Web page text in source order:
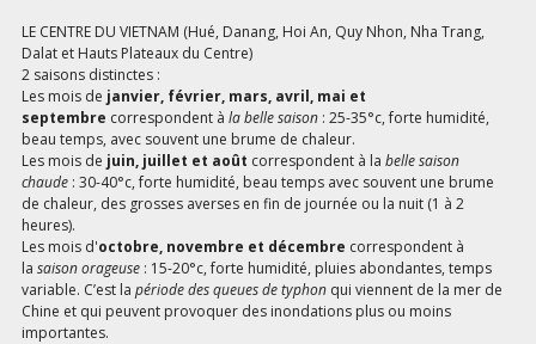
LE CENTRE DU VIETNAM (Hué, Danang, Hoi An, Quy Nhon, Nha Trang,
Dalat et Hauts Plateaux du Centre)
2 saisons distinctes :
Les mois de janvier, février, mars, avril, mai et
septembre correspondent à la belle saison : 25-35°c, forte humidité,
beau temps, avec souvent une brume de chaleur.
Les mois de juin, juillet et août correspondent à la belle saison
chaude : 30-40°c, forte humidité, beau temps avec souvent une brume
de chaleur, des grosses averses en fin de journée ou la nuit (1 à 2
heures).
Les mois d'octobre, novembre et décembre correspondent à
la saison orageuse : 15-20°c, forte humidité, pluies abondantes, temps
variable. C’est la période des queues de typhon qui viennent de la mer de
Chine et qui peuvent provoquer des inondations plus ou moins
importantes.